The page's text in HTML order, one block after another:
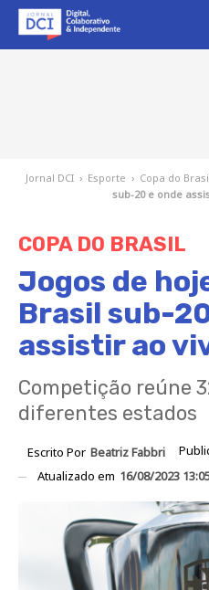
Jornal DCI › Esporte › Copa do
sub-20 e onde
COPA DO BRASIL
Jogos de
Brasil sub-
assistir ao
Competição reúne
diferentes estados
Escrito Por Beatriz Fabbri
Atualizado em 16/08/2023